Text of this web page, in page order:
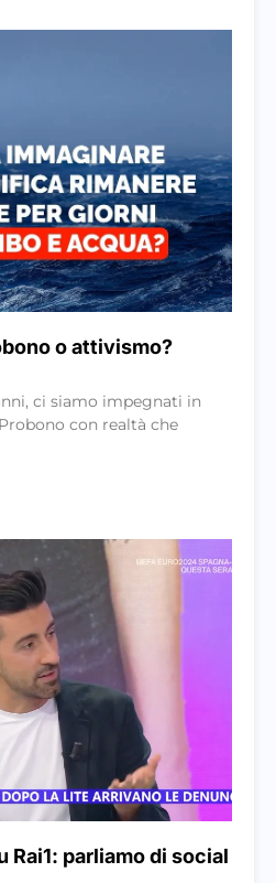
o attivismo?
ci siamo impegnati in
con realtà che
Rai1: parliamo di social